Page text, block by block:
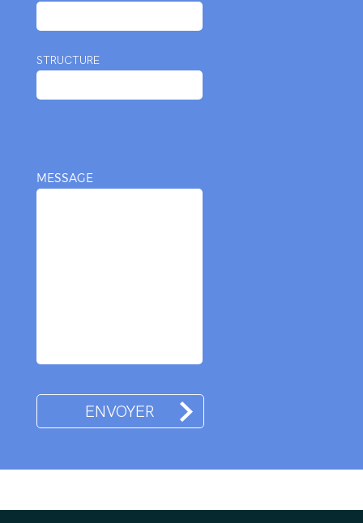
STRUCTURE
MESSAGE